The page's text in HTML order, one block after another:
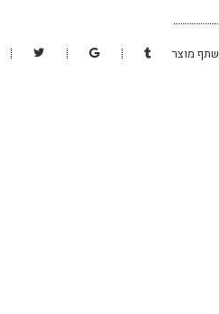
שתף מוצר